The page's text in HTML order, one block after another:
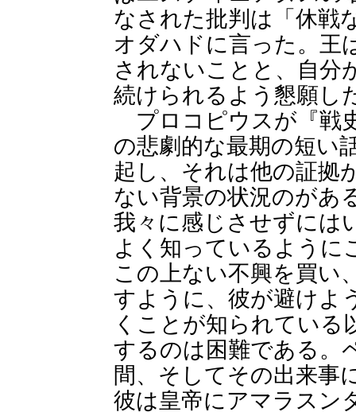
なされた批判は「休戦
オダハドに言った。王
されないことと、自分
続けられるよう懇願し
プロコピウスが『戦
の悲劇的な最期の短い
起し、それは他の証拠
ない背景の状況のがあ
我々に感じさせずには
よく知っているように
この上ない不興を買い
すように、彼が避けよ
くことが知られている
するのは困難である。
間、そしてその出来事
彼は皇帝にアマラスン